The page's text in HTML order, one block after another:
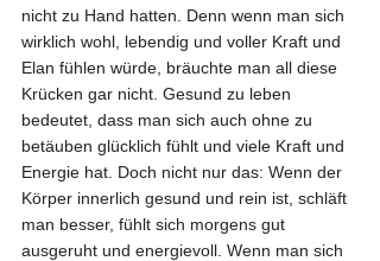
nicht zu Hand hatten. Denn wenn man sich
wirklich wohl, lebendig und voller Kraft und
Elan fühlen würde, bräuchte man all diese
Krücken gar nicht. Gesund zu leben
bedeutet, dass man sich auch ohne zu
betäuben glücklich fühlt und viele Kraft und
Energie hat. Doch nicht nur das: Wenn der
Körper innerlich gesund und rein ist, schläft
man besser, fühlt sich morgens gut
ausgeruht und energievoll. Wenn man sich